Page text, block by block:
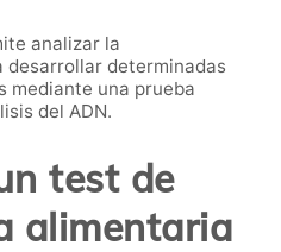
analizar la
desarrollar determinadas
mediante una prueba
del ADN.
test de
alimentaria